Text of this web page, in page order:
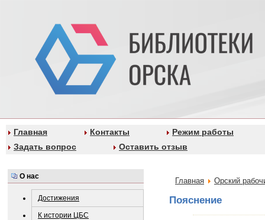
Главная Контакты
Режим работы
Задать вопрос
Оставить отзыв
О нас
Достижения
К истории ЦБС
Главная Орский
Пояснение